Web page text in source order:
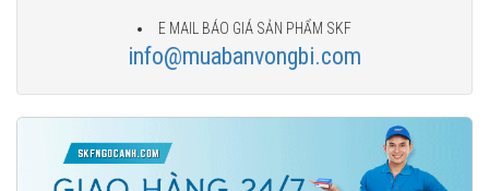
E MAIL BÁO GIÁ SẢN PHẨM SKF
info@muabanvongbi.com